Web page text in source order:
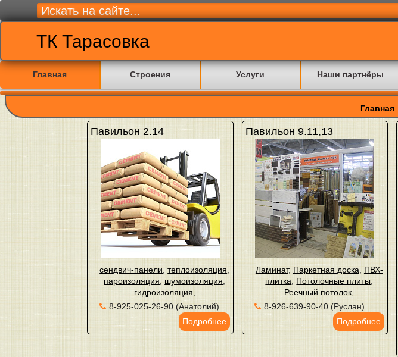
ТК Тарасовка
Главная Строения Услуги Наши партнёры
Главная
Павильон 2.14
сендвич-панели ,теплоизоляция
пароизоляция
шумоизоляция
гидроизоляция
8-925-025-26-90 (Анатолий)
Подробнее
Павильон 9.11,13
Ламинат, Паркетная доска
ПВХ-
плитка
Потолочные плиты
Реечный потолок
8-926-639-90-40 (Руслан)
Подробнее